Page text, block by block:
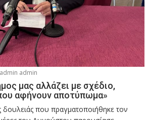
admin admin
μας αλλάζει με σχέδιο,
αφήνουν αποτύπωμα»
δουλειάς που πραγματοποιήθηκε τον